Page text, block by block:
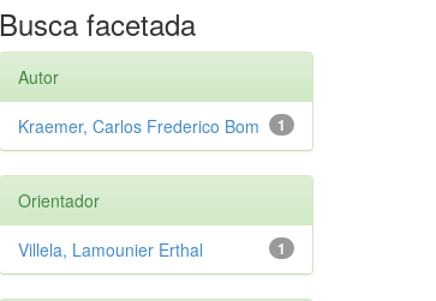
Busca facetada
Autor
1
Kraemer, Carlos Frederico Bom
Orientador
1
Villela, Lamounier Erthal